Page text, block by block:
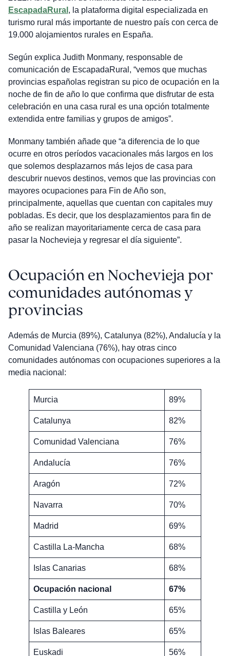
EscapadaRural , la plataforma digital especializada en
turismo rural más importante de nuestro país con cerca de
19.000 alojamientos rurales en España.
Según explica Judith Monmany, responsable de
comunicación de EscapadaRural, “vemos que muchas
provincias españolas registran su pico de ocupación en la
noche de fin de año lo que confirma que disfrutar de esta
celebración en una casa rural es una opción totalmente
extendida entre familias y grupos de amigos”.
Monmany también añade que “a diferencia de lo que
ocurre en otros períodos vacacionales más largos en los
que solemos desplazarnos más lejos de casa para
descubrir nuevos destinos, vemos que las provincias con
mayores ocupaciones para Fin de Año son,
principalmente, aquellas que cuentan con capitales muy
pobladas. Es decir, que los desplazamientos para fin de
año se realizan mayoritariamente cerca de casa para
pasar la Nochevieja y regresar el día siguiente”.
Ocupación en Nochevieja por
comunidades autónomas y
provincias
Además de Murcia (89%), Catalunya (82%), Andalucía y la
Comunidad Valenciana (76%), hay otras cinco
comunidades autónomas con ocupaciones superiores a la
media nacional:
Murcia 89%
Catalunya 82%
Comunidad Valenciana 76%
Andalucía 76%
Aragón 72%
Navarra 70%
Madrid 69%
Castilla La-Mancha 68%
Islas Canarias 68%
Ocupación nacional 67%
Castilla y León 65%
Islas Baleares 65%
Euskadi 56%